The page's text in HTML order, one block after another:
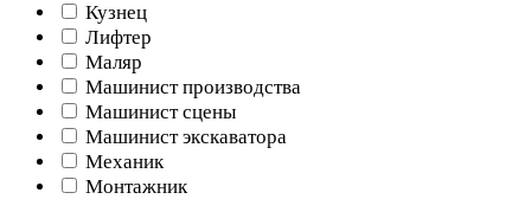
Кузнец
Лифтер
Маляр
Машинист производства
Машинист сцены
Машинист экскаватора
Механик
Монтажник